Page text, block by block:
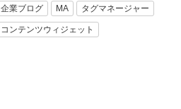
企業ブログ MA タグマネージャー
コンテンツウィジェット